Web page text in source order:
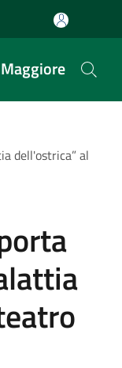
dell'ostrica” al